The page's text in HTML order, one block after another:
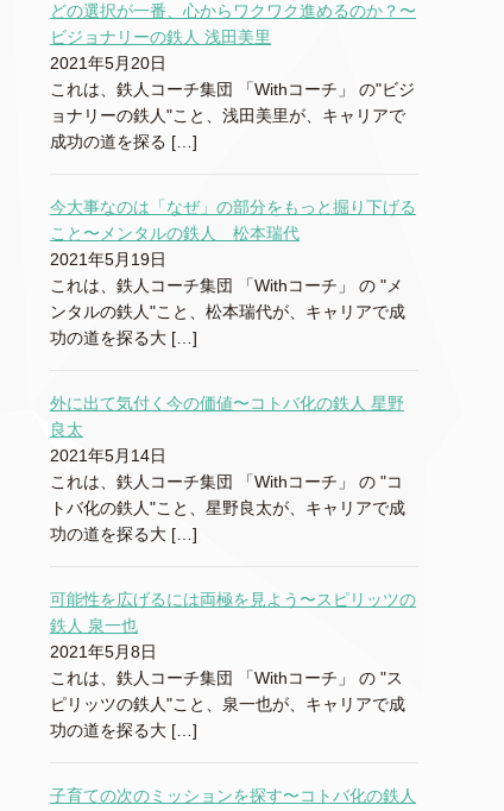
どの選択が一番、心からワクワク進めるのか？〜
ビジョナリーの鉄人 浅田美里
2021年5月20日
これは、鉄人コーチ集団 「Withコーチ」 の"ビジ
ョナリーの鉄人"こと、浅田美里が、キャリアで
成功の道を探る […]
今大事なのは「なぜ」の部分をもっと掘り下げる
こと〜メンタルの鉄人 松本瑞代
2021年5月19日
これは、鉄人コーチ集団 「Withコーチ」 の "メ
ンタルの鉄人"こと、松本瑞代が、キャリアで成
功の道を探る大 […]
外に出て気付く今の価値〜コトバ化の鉄人 星野
良太
2021年5月14日
これは、鉄人コーチ集団 「Withコーチ」 の "コ
トバ化の鉄人"こと、星野良太が、キャリアで成
功の道を探る大 […]
可能性を広げるには両極を見よう〜スピリッツの
鉄人 泉一也
2021年5月8日
これは、鉄人コーチ集団 「Withコーチ」 の "ス
ピリッツの鉄人"こと、泉一也が、キャリアで成
功の道を探る大 […]
子育ての次のミッションを探す〜コトバ化の鉄人